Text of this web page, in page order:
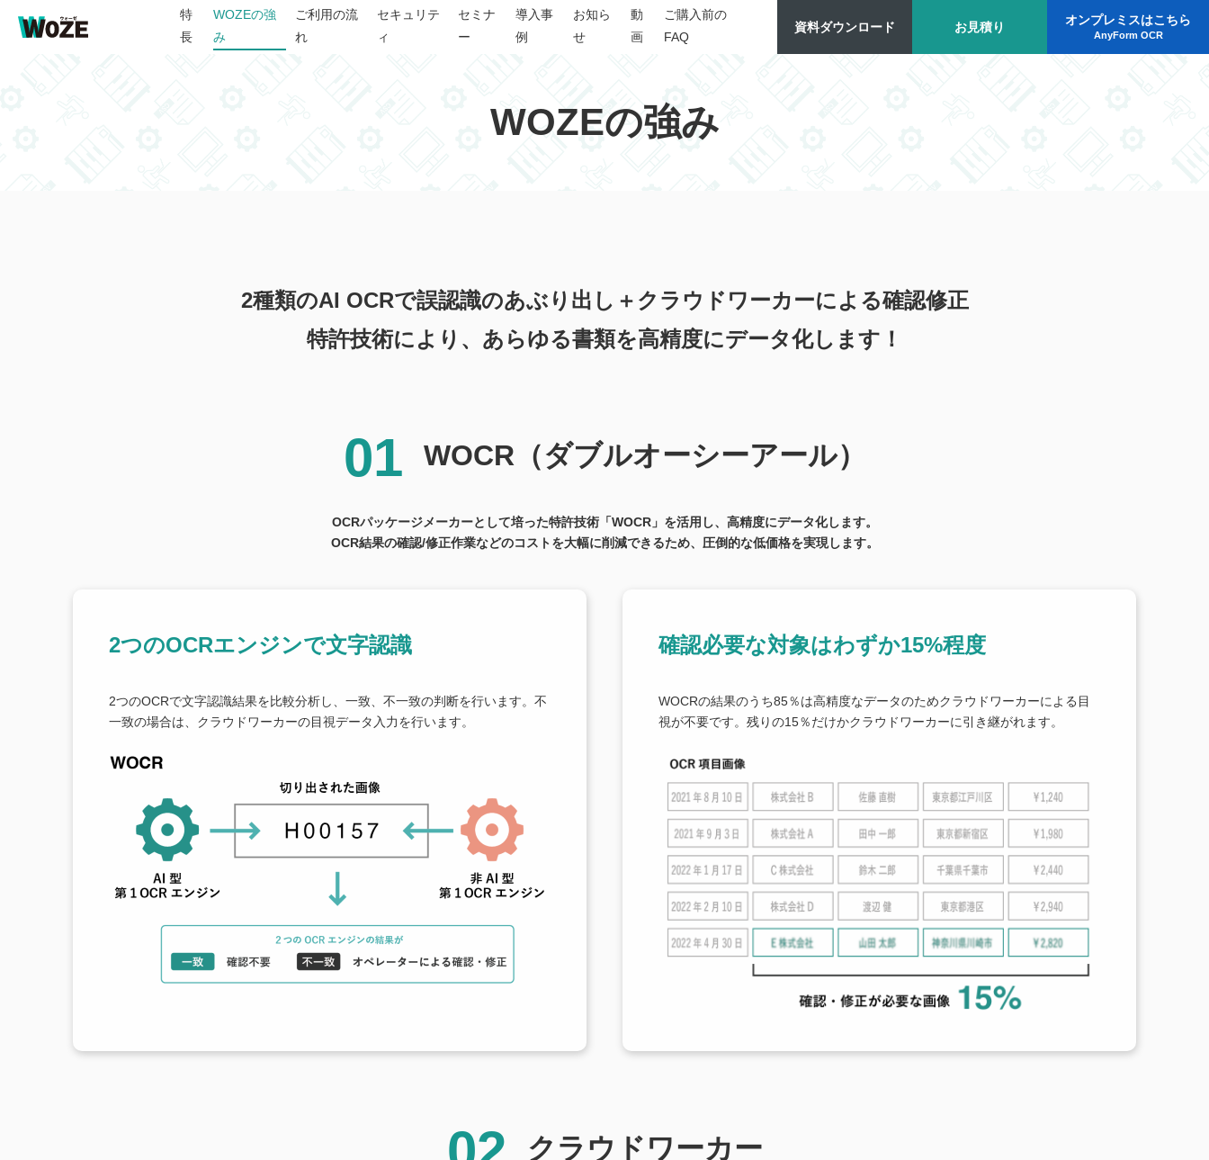
特
長
WOZEの強
み
ご利用の流
れ
セキュリテ
ィ
セミナ
ー
導入事
例
お知ら
せ
動
画
ご購入前の
FAQ
資料ダウンロード お見積り オンプレミスはこちら
AnyForm OCR
WOZEの強み
2種類のAI OCRで誤認識のあぶり出し＋クラウドワーカーによる確認修正
特許技術により、あらゆる書類を高精度にデータ化します！
01 WOCR（ダブルオーシーアール）
OCRパッケージメーカーとして培った特許技術「WOCR」を活用し、高精度にデータ化します。
OCR結果の確認/修正作業などのコストを大幅に削減できるため、圧倒的な低価格を実現します。
2つのOCRエンジンで文字認識
2つのOCRで文字認識結果を比較分析し、一致、不一致の判断を行います。不
一致の場合は、クラウドワーカーの目視データ入力を行います。
確認必要な対象はわずか15%程度
WOCRの結果のうち85％は高精度なデータのためクラウドワーカーによる目
視が不要です。残りの15％だけかクラウドワーカーに引き継がれます。
クラウドワーカー